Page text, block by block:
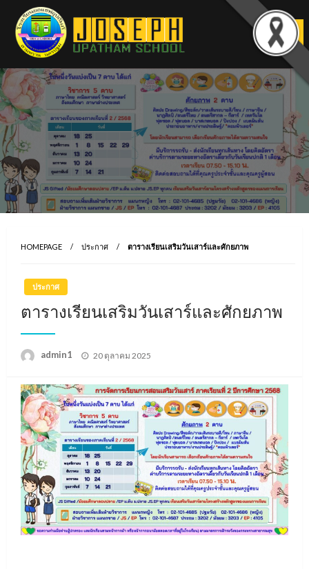
content
HOMEPAGE ประกาศ ตารางเรียนเสริมวันเสาร์และศักยภาพ
ประกาศ
ตารางเรียนเสริมวันเสาร์และศักยภาพ
admin1
Posted
20 ตุลาคม 2025